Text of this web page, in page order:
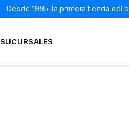
SUCURSALES
Desde 1995, la primera tienda del